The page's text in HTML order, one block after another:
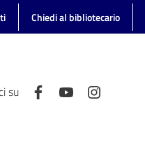
Chiedi al bibliotecario
su